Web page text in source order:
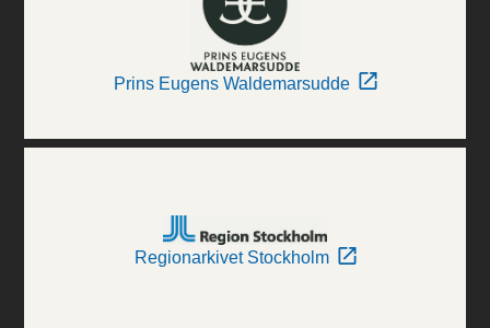
Prins Eugens Waldemarsudde
Regionarkivet Stockholm